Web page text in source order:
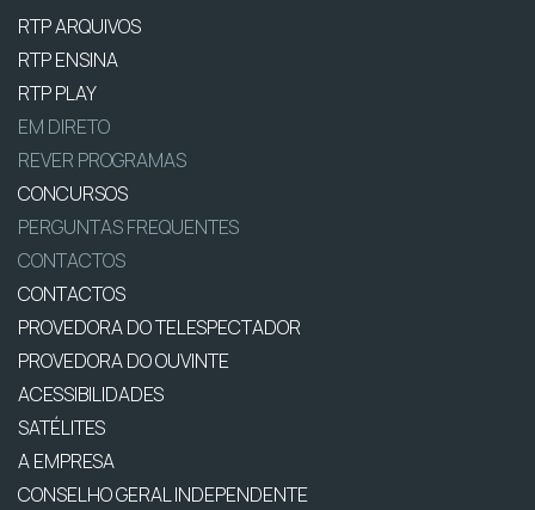
RTP ARQUIVOS
RTP ENSINA
RTP PLAY
EM DIRETO
REVER PROGRAMAS
CONCURSOS
PERGUNTAS FREQUENTES
CONTACTOS
CONTACTOS
PROVEDORA DO TELESPECTADOR
PROVEDORA DO OUVINTE
ACESSIBILIDADES
SATÉLITES
A EMPRESA
CONSELHO GERAL INDEPENDENTE